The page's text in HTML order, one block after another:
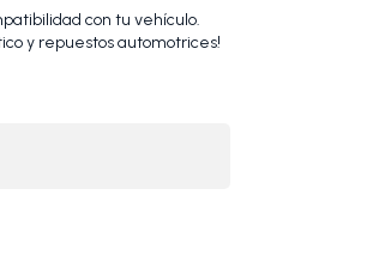
con tu vehículo.
y repuestos automotrices!